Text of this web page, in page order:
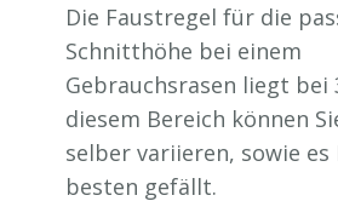
Die Faustregel für die
Schnitthöhe bei einem
Gebrauchsrasen liegt bei
diesem Bereich können
selber variieren, sowie es
besten gefällt.